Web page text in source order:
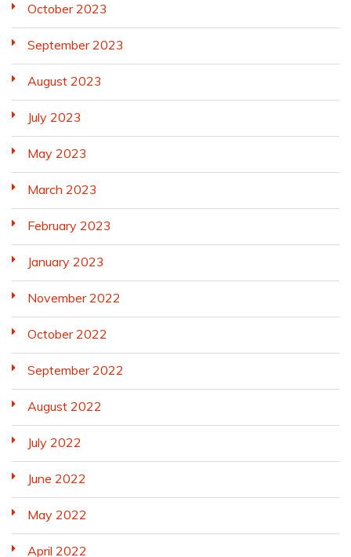
October 2023
September 2023
August 2023
July 2023
May 2023
March 2023
February 2023
January 2023
November 2022
October 2022
September 2022
August 2022
July 2022
June 2022
May 2022
April 2022